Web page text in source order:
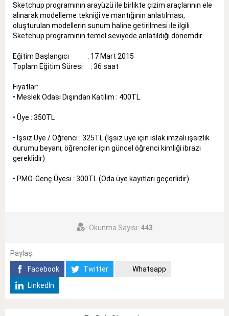
Sketchup programının arayüzü ile birlikte çizim araçlarının ele
alınarak modelleme tekniği ve mantığının anlatılması,
oluşturulan modellerin sunum haline getirilmesi ile ilgili
Sketchup programının temel seviyede anlatıldığı dönemdir.
Eğitim Başlangıcı : 17 Mart 2015
Toplam Eğitim Süresi : 36 saat
Fiyatlar:
• Meslek Odası Dışından Katılım : 400TL
• Üye : 350TL
• İşsiz Üye / Öğrenci : 325TL (İşsiz üye için ıslak imzalı işsizlik
durumu beyanı, öğrenciler için güncel öğrenci kimliği ibrazı
gereklidir)
• PMO-Genç Üyesi : 300TL (Oda üye kayıtları geçerlidir)
Okunma Sayısı: 443
Paylaş:
Facebook
Twitter
Whatsapp
LinkedIn